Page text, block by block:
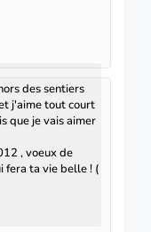
des sentiers
j'aime tout court
que je vais aimer
, voeux de
fera ta vie belle ! (